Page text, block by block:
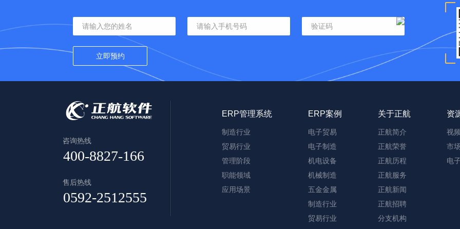
咨询热线
售后热线
ERP管理系统
制造行业
贸易行业
管理阶段
职能领域
应用场景
ERP案例
电子贸易
电子制造
机电设备
机械制造
五金金属
制造行业
贸易行业
关于正航
正航简介
正航荣誉
正航历程
正航服务
正航新闻
正航招聘
分支机构
资
视
市
电